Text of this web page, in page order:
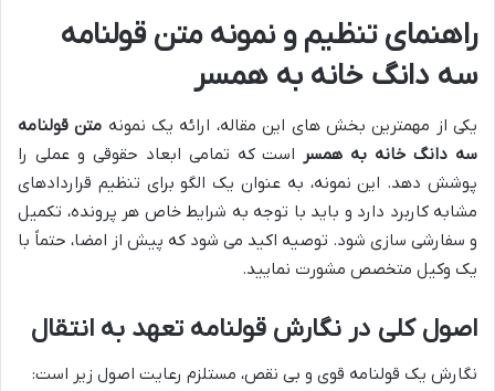
راهنمای تنظیم و نمونه متن قولنامه
سه دانگ خانه به همسر
یکی از مهمترین بخش های این مقاله، ارائه یک نمونه متن قولنامه
سه دانگ خانه به همسر است که تمامی ابعاد حقوقی و عملی را
پوشش دهد. این نمونه، به عنوان یک الگو برای تنظیم قراردادهای
مشابه کاربرد دارد و باید با توجه به شرایط خاص هر پرونده، تکمیل
و سفارشی سازی شود. توصیه اکید می شود که پیش از امضا، حتماً با
یک وکیل متخصص مشورت نمایید.
اصول کلی در نگارش قولنامه تعهد به انتقال
نگارش یک قولنامه قوی و بی نقص، مستلزم رعایت اصول زیر است: